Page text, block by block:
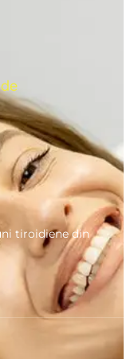
tiroidiene din